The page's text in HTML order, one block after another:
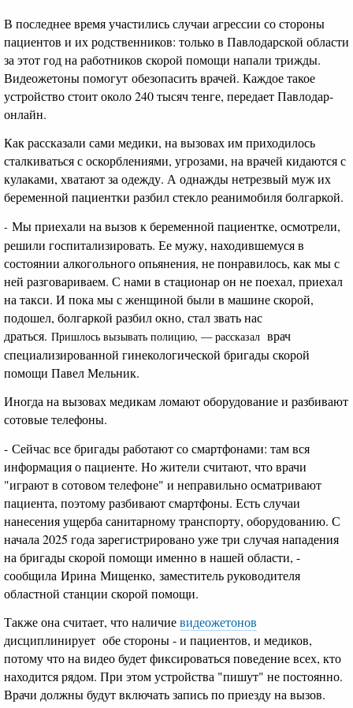
В последнее время участились случаи агрессии со стороны
пациентов и их родственников: только в Павлодарской области
за этот год на работников скорой помощи напали трижды.
Видеожетоны помогут обезопасить врачей. Каждое такое
устройство стоит около 240 тысяч тенге, передает Павлодар-
онлайн.
Как рассказали сами медики, на вызовах им приходилось
сталкиваться с оскорблениями, угрозами, на врачей кидаются с
кулаками, хватают за одежду. А однажды нетрезвый муж их
беременной пациентки разбил стекло реанимобиля болгаркой.
- Мы приехали на вызов к беременной пациентке, осмотрели,
решили госпитализировать. Ее мужу, находившемуся в
состоянии алкогольного опьянения, не понравилось, как мы с
ней разговариваем. С нами в стационар он не поехал, приехал
на такси. И пока мы с женщиной были в машине скорой,
подошел, болгаркой разбил окно, стал звать нас
драться. Пришлось вызывать полицию, — рассказал врач
специализированной гинекологической бригады скорой
помощи Павел Мельник.
Иногда на вызовах медикам ломают оборудование и разбивают
сотовые телефоны.
- Сейчас все бригады работают со смартфонами: там вся
информация о пациенте. Но жители считают, что врачи
"играют в сотовом телефоне" и неправильно осматривают
пациента, поэтому разбивают смартфоны. Есть случаи
нанесения ущерба санитарному транспорту, оборудованию. С
начала 2025 года зарегистрировано уже три случая нападения
на бригады скорой помощи именно в нашей области, -
сообщила Ирина Мищенко, заместитель руководителя
областной станции скорой помощи.
Также она считает, что наличиевидеожетонов
дисциплинирует обе стороны - и пациентов, и медиков,
потому что на видео будет фиксироваться поведение всех, кто
находится рядом. При этом устройства "пишут" не постоянно.
Врачи должны будут включать запись по приезду на вызов.